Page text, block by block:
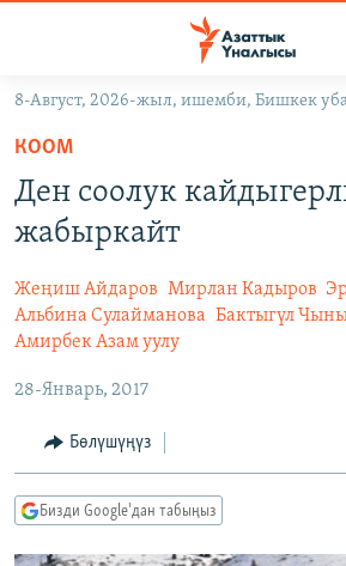
Навигацияга
өтүңүз
Издөөгө
салыңызКЫРГЫЗСТАН
ЭКОНОМИКА
МАДАНИЯТ
ДҮЙНӨ
БОРБОР АЗИЯ
УКРАИНА
АТАЙЫН ИЛИКТӨӨ
ТВ ПРОГРАММАЛАР
БҮГҮН АЗАТТЫКТА
ЭКСПЕРТТЕР ТАЛДАЙТ
БИЗ ЖАНА ДҮЙНӨ
ДАНИСТЕ
ЭЖЕ-СИҢДИЛЕР
ПОДКАСТ
ӨЗГӨЧӨ ПИКИР
Русский
ОНЛАЙН ШЕРИНЕ
8-Август, 2026-жыл, ишемби, Бишкек
КООМ
Ден соолук
жабыркайт
Жеңиш Айдаров Мирлан Кадыров
Альбина Сулайманова Бактыгүл
Амирбек Азам уулу
28-Январь, 2017
Бөлүшүңүз
Бизди Google'дан табыңыз